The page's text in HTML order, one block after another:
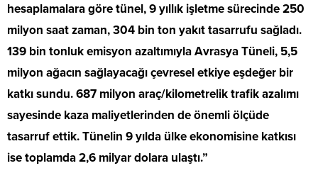
hesaplamalara göre tünel, 9 yıllık işletme sürecinde 250
milyon saat zaman, 304 bin ton yakıt tasarrufu sağladı.
139 bin tonluk emisyon azaltımıyla Avrasya Tüneli, 5,5
milyon ağacın sağlayacağı çevresel etkiye eşdeğer bir
katkı sundu. 687 milyon araç/kilometrelik trafik azalımı
sayesinde kaza maliyetlerinden de önemli ölçüde
tasarruf ettik. Tünelin 9 yılda ülke ekonomisine katkısı
ise toplamda 2,6 milyar dolara ulaştı.”